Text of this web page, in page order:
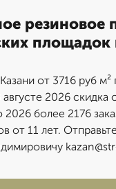
резиновое
площадок
от 3716 руб м²
августе 2026
2026 более 2176
от 11 лет.